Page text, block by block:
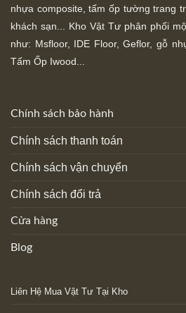
nhựa composite, tấm ốp tường trang
khách sạn... Kho Vật Tư phân phối
như: Msfloor, IDE Floor,Geflor, gỗ
Tấm Ốp Iwood...
Chính sách bảo hành
Chính sách thanh toán
Chính sách vận chuyển
Chính sách đổi trả
Cửa hàng
Blog
Liên Hệ Mua Vật Tư Tại Kho